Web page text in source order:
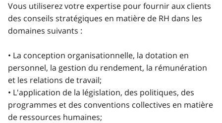
Vous utiliserez votre expertise pour fournir aux clients
des conseils stratégiques en matière de RH dans les
domaines suivants :
• La conception organisationnelle, la dotation en
personnel, la gestion du rendement, la rémunération
et les relations de travail;
• L'application de la législation, des politiques, des
programmes et des conventions collectives en matière
de ressources humaines;